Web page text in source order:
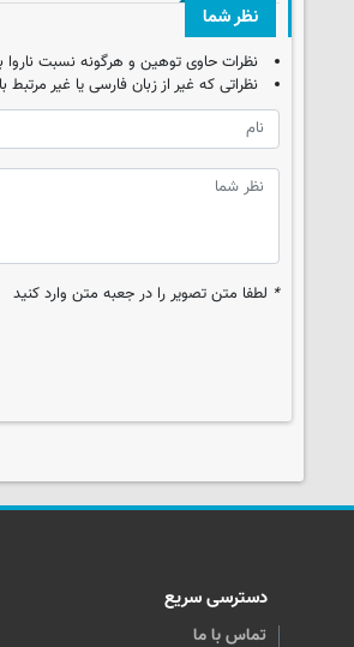
نظر شما
نظرات حاوی توهین و هرگونه نسبت
نظراتی که غیر از زبان فارسی یا غیر
* لطفا متن تصویر را در جعبه متن وارد کنید
دسترسی سریع
تماس با ما